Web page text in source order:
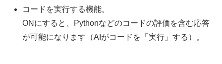
コードを実行する機能。
ONにすると、Pythonなどのコードの評価を含む応答
が可能になります（AIがコードを「実行」する）。